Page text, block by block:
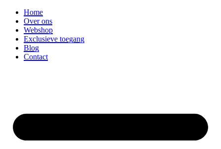
naar
inhoud
Home
Over ons
Webshop
Exclusieve toegang
Blog
Contact